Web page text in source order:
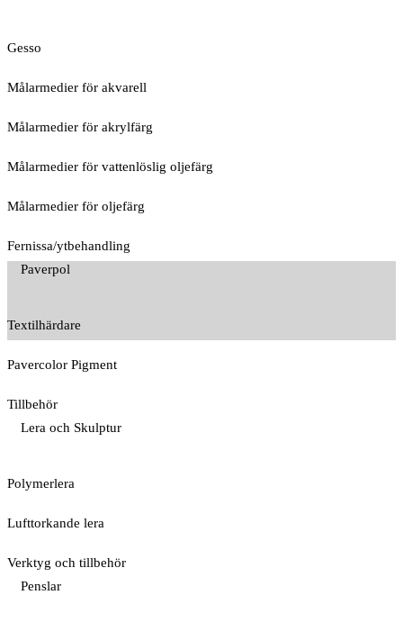
Gesso
Målarmedier för akvarell
Målarmedier för akrylfärg
Målarmedier för vattenlöslig oljefärg
Målarmedier för oljefärg
Fernissa/ytbehandling
Paverpol
Textilhärdare
Pavercolor Pigment
Tillbehör
Lera och Skulptur
Polymerlera
Lufttorkande lera
Verktyg och tillbehör
Penslar